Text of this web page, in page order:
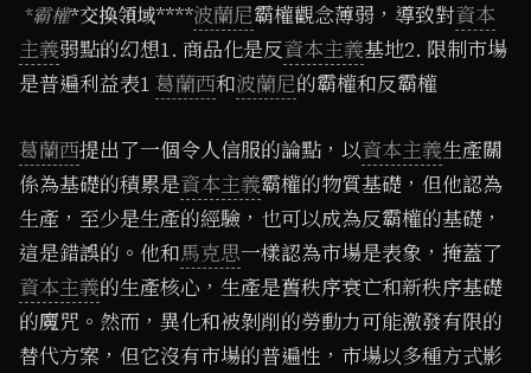
*霸權*交換領域****波蘭尼霸權觀念薄弱，導致對資本
主義弱點的幻想1. 商品化是反資本主義基地2. 限制市場
是普遍利益表1 葛蘭西和波蘭尼的霸權和反霸權
葛蘭西提出了一個令人信服的論點，以資本主義生產關
係為基礎的積累是資本主義霸權的物質基礎，但他認為
生產，至少是生產的經驗，也可以成為反霸權的基礎，
這是錯誤的。他和馬克思一樣認為市場是表象，掩蓋了
資本主義的生產核心，生產是舊秩序衰亡和新秩序基礎
的魔咒。然而，異化和被剝削的勞動力可能激發有限的
替代方案，但它沒有市場的普遍性，市場以多種方式影